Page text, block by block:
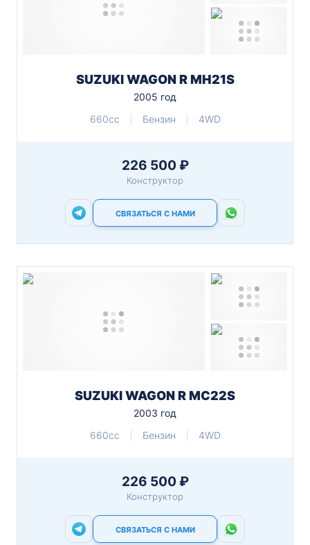
SUZUKI WAGON R MH21S
2005 год
660cc
Бензин 4WD
226 500 ₽
Конструктор
СВЯЗАТЬСЯ С НАМИ
SUZUKI WAGON R MC22S
2003 год
660cc
Бензин 4WD
226 500 ₽
Конструктор
СВЯЗАТЬСЯ С НАМИ